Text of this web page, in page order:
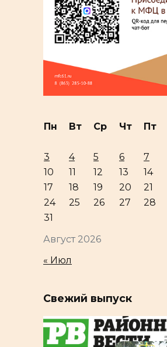
Август 2026
Пн Вт Ср Чт Пт
3
4 5 6 7
10
11 12 13 14
17
18 19 20 21
24
25 26 27 28
31
« Июл
Свежий выпуск